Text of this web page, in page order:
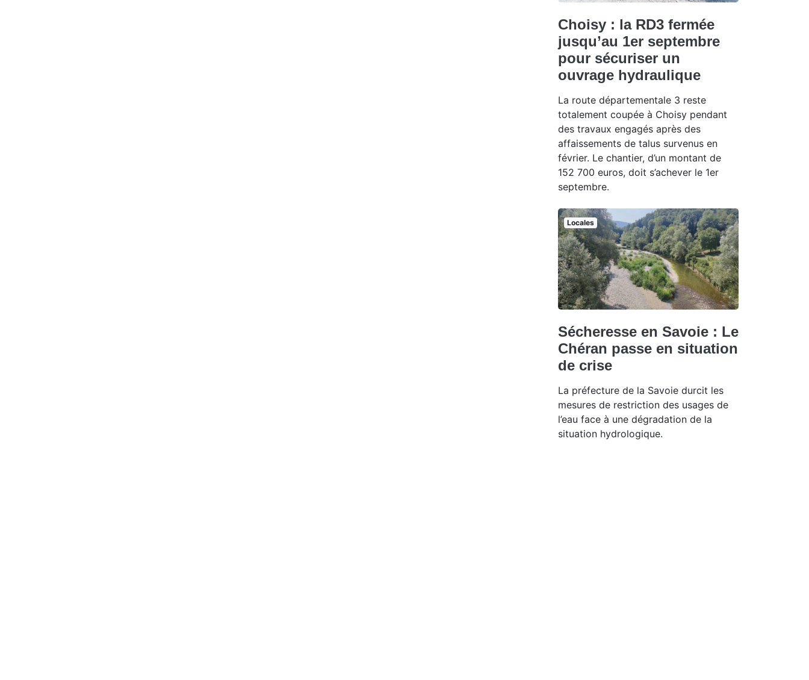
Choisy : la RD3 fermée
jusqu’au 1er septembre
pour sécuriser un
ouvrage hydraulique
La route départementale 3 reste
totalement coupée à Choisy pendant
des travaux engagés après des
affaissements de talus survenus en
février. Le chantier, d’un montant de
152 700 euros, doit s’achever le 1er
septembre.
Locales
Sécheresse en Savoie : Le
Chéran passe en situation
de crise
La préfecture de la Savoie durcit les
mesures de restriction des usages de
l’eau face à une dégradation de la
situation hydrologique.